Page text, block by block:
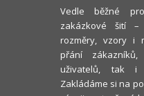
Vedle běžné
zakázkové šití –
rozměry, vzory i
přání
uživatelů, tak i
Zakládáme si na